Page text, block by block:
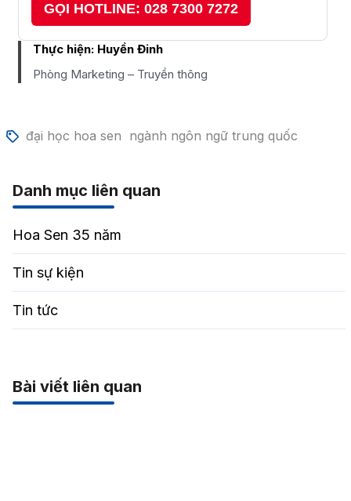
GỌI HOTLINE: 028 7300 7272
Thực hiện: Huyền Đinh
Phòng Marketing – Truyền thông
đại học hoa sen ngành ngôn ngữ trung quốc
Danh mục liên quan
Hoa Sen 35 năm
Tin sự kiện
Tin tức
Bài viết liên quan